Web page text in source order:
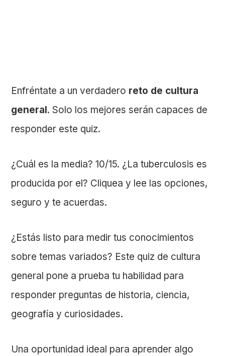
Enfréntate a un verdadero reto de cultura
general. Solo los mejores serán capaces de
responder este quiz.
¿Cuál es la media? 10/15. ¿La tuberculosis es
producida por el? Cliquea y lee las opciones,
seguro y te acuerdas.
¿Estás listo para medir tus conocimientos
sobre temas variados? Este quiz de cultura
general pone a prueba tu habilidad para
responder preguntas de historia, ciencia,
geografía y curiosidades.
Una oportunidad ideal para aprender algo